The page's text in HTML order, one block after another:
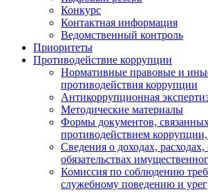
Конкурс
Контактная информация
Ведомственный контроль
Приоритеты
Противодействие коррупции
Нормативные правовые и
противодействия коррупции
Антикоррупционная
Методические материалы
Формы документов,
противодействием
Сведения о доходах,
обязательствах
Комиссия по соблюдению
служебному поведению и